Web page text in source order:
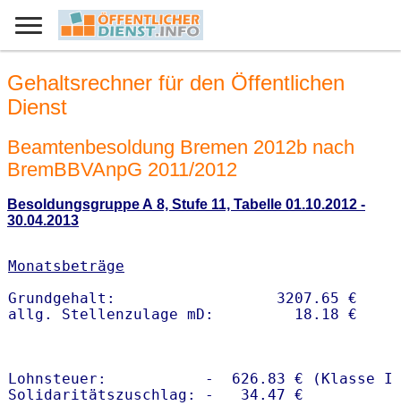
Gehaltsrechner für den Öffentlichen
Dienst
Beamtenbesoldung Bremen 2012b nach
BremBBVAnpG 2011/2012
Besoldungsgruppe A 8, Stufe 11, Tabelle 01.10.2012 -
30.04.2013
Monatsbeträge
Grundgehalt:                  3207.65 €
Lohnsteuer:           -  626.83 € (Klasse I)
Solidaritätszuschlag: -   34.47 €